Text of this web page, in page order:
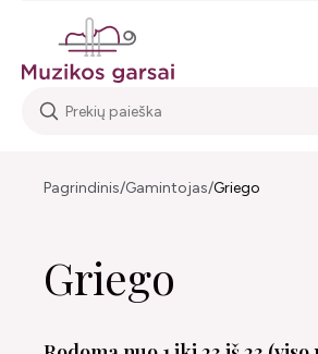
Pagrindinis Gamintojas Griego
Griego